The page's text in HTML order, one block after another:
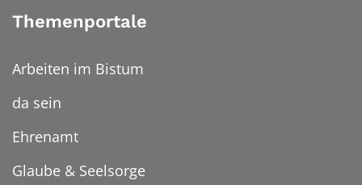
Themenportale
Arbeiten im Bistum
da sein
Ehrenamt
Glaube & Seelsorge